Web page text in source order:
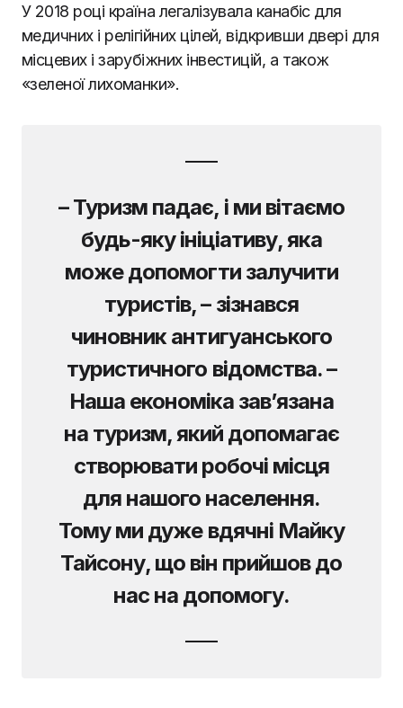
У 2018 році країна легалізувала канабіс для
медичних і релігійних цілей, відкривши двері для
місцевих і зарубіжних інвестицій, а також
«зеленої лихоманки».
– Туризм падає, і ми вітаємо
будь-яку ініціативу, яка
може допомогти залучити
туристів, – зізнався
чиновник антигуанського
туристичного відомства. –
Наша економіка зав’язана
на туризм, який допомагає
створювати робочі місця
для нашого населення.
Тому ми дуже вдячні Майку
Тайсону, що він прийшов до
нас на допомогу.